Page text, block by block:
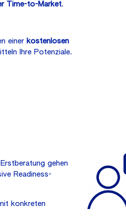
Time-to-Market.
einer kostenlosen
Ihre Potenziale.
gehen
Readiness-
konkreten